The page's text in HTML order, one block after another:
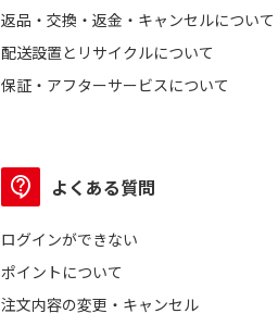
返品・交換・返金・キャンセルについて
配送設置とリサイクルについて
保証・アフターサービスについて
よくある質問
ログインができない
ポイントについて
注文内容の変更・キャンセル